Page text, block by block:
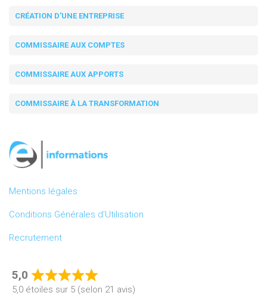
CRÉATION D'UNE ENTREPRISE
COMMISSAIRE AUX COMPTES
COMMISSAIRE AUX APPORTS
COMMISSAIRE À LA TRANSFORMATION
Mentions légales
Conditions Générales d’Utilisation
Recrutement
5,0
Rated
5,0
5,0 étoiles sur 5 (selon 21 avis)